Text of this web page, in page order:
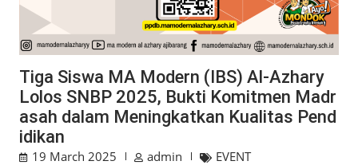
Tiga Siswa MA Modern (IBS) Al-Azhary
Lolos SNBP 2025, Bukti Komitmen Madr
asah dalam Meningkatkan Kualitas Pend
idikan
19 March 2025 admin
EVENT